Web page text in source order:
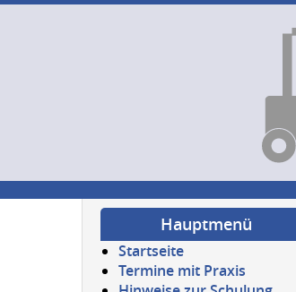
Hauptmenü
Startseite
Termine mit Praxis